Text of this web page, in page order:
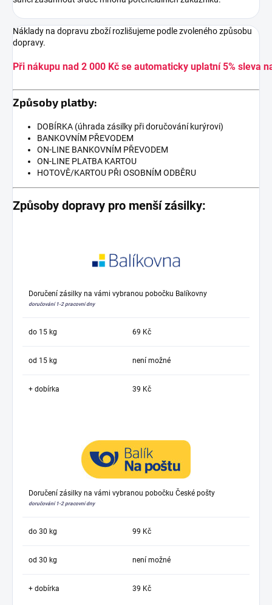
Náklady na dopravu zboží rozlišujeme podle zvoleného způsobu
dopravy.
Při nákupu nad 2 000 Kč se automaticky uplatní 5% sleva
Způsoby platby:
DOBÍRKA (úhrada zásilky při doručování kurýrovi)
BANKOVNÍM PŘEVODEM
ON-LINE BANKOVNÍM PŘEVODEM
ON-LINE PLATBA KARTOU
HOTOVĚ/KARTOU PŘI OSOBNÍM ODBĚRU
Způsoby dopravy pro menší zásilky:
Doručení zásilky na vámi vybranou pobočku Balíkovny
doručování 1-2 pracovní dny
do 15 kg 69 Kč
od 15 kg není možné
+ dobírka 39 Kč
Doručení zásilky na vámi vybranou pobočku České pošty
doručování 1-2 pracovní dny
do 30 kg 99 Kč
od 30 kg není možné
+ dobírka 39 Kč